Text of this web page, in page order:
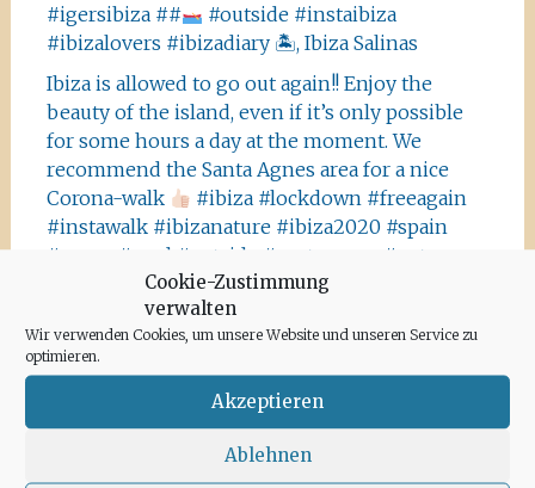
Cookie-Zustimmung
verwalten
Wir verwenden Cookies, um unsere Website und unseren Service zu
optimieren.
Akzeptieren
Ablehnen
#igersibiza ##
#outside #instaibiza
#ibizalovers #ibizadiary 🏝, Ibiza Salinas
Ibiza is allowed to go out again!! Enjoy the
beauty of the island, even if it’s only possible
for some hours a day at the moment. We
recommend the Santa Agnes area for a nice
Corona-walk
#ibiza #lockdown #freeagain
#instawalk #ibizanature #ibiza2020 #spain
#green #road #outside #santaagnea #nature
#enjoylife #ibizadiary, Santa Agnès de Corona